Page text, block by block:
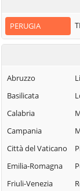
Spoleto
Citerna
Deruta
Fossato di Vico
PERUGIA
Abruzzo
Basilicata
Calabria
Campania
Città del Vaticano
Emilia-Romagna
Friuli-Venezia